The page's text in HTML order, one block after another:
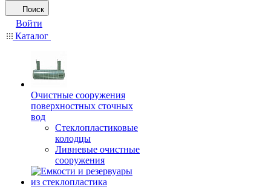
Поиск
Войти
Каталог
Очистные сооружения
поверхностных сточных
вод
Стеклопластиковые
колодцы
Ливневые очистные
сооружения